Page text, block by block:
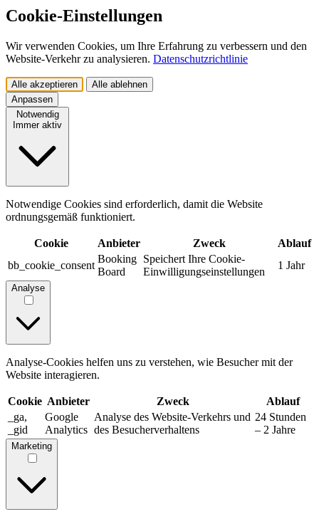
Cookie-Einstellungen
Wir verwenden Cookies, um Ihre Erfahrung zu verbessern und den
Website-Verkehr zu analysieren. Datenschutzrichtlinie
Alle akzeptieren
Alle ablehnen
Anpassen
Notwendig
Immer aktiv
Notwendige Cookies sind erforderlich, damit die Website
ordnungsgemäß funktioniert.
Cookie Anbieter Zweck
Ablauf
bb_cookie_consent
Booking
Board
Speichert Ihre Cookie-
Einwilligungseinstellungen
1 Jahr
Analyse
Analyse-Cookies helfen uns zu verstehen, wie Besucher mit der
Website interagieren.
Cookie Anbieter Zweck
Ablauf
_ga,
_gid
Google
Analytics
Analyse des Website-Verkehrs und
des Besucherverhaltens
24 Stunden
– 2 Jahre
Marketing